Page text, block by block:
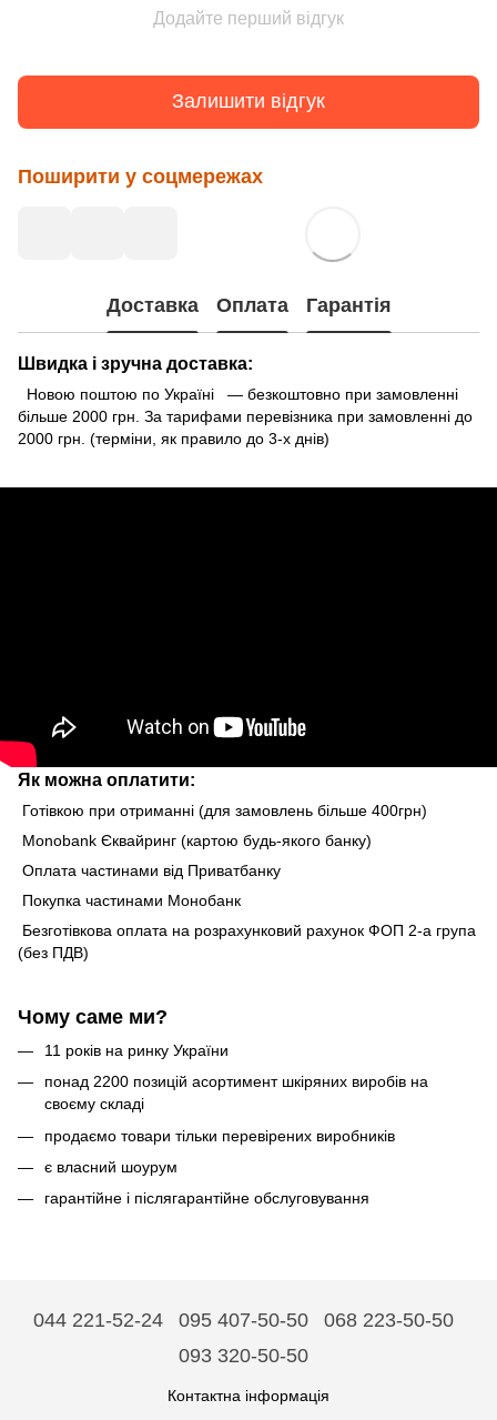
Додайте перший відгук
Залишити відгук
Поширити у соцмережах
Доставка Оплата Гарантія
Швидка і зручна доставка:
Новою поштою по Україні — безкоштовно при замовленні
більше 2000 грн. За тарифами перевізника при замовленні до
2000 грн. (терміни, як правило до 3-х днів)
Як можна оплатити:
Готівкою при отриманні (для замовлень більше 400грн)
Monobank Єквайринг (картою будь-якого банку)
Оплата частинами від Приватбанку
Покупка частинами Монобанк
Безготівкова оплата на розрахунковий рахунок ФОП 2-а група
(без ПДВ)
Чому саме ми?
11 років на ринку України
понад 2200 позицій асортимент шкіряних виробів на
своєму складі
продаємо товари тільки перевірених виробників
є власний шоурум
гарантійне і післягарантійне обслуговування
044 221-52-24 095 407-50-50
068 223-50-50
093 320-50-50
Контактна інформація